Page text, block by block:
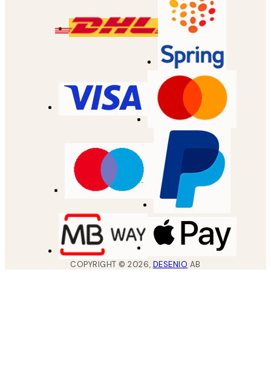
COPYRIGHT ©2026, DESENIO AB